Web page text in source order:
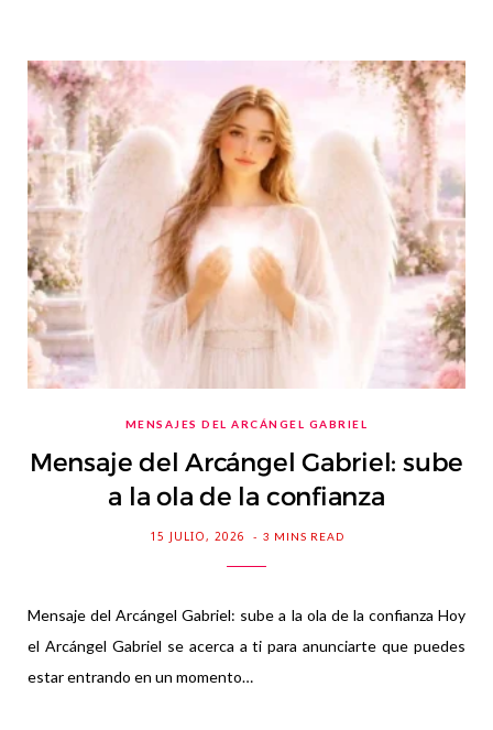
MENSAJES DEL ARCÁNGEL GABRIEL
Mensaje del Arcángel Gabriel: sube
a la ola de la confianza
15 JULIO, 2026 3 MINS READ
Mensaje del Arcángel Gabriel: sube a la ola de la confianza Hoy
el Arcángel Gabriel se acerca a ti para anunciarte que puedes
estar entrando en un momento…